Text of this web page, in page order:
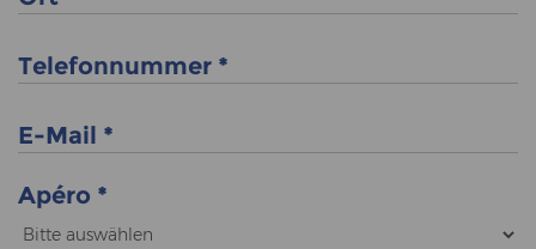
Telefonnummer *
E-Mail *
Apéro *